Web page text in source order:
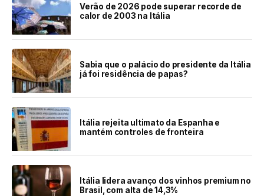
Verão de 2026 pode superar recorde de
calor de 2003 na Itália
Sabia que o palácio do presidente da Itália
já foi residência de papas?
Itália rejeita ultimato da Espanha e
mantém controles de fronteira
Itália lidera avanço dos vinhos premium no
Brasil, com alta de 14,3%